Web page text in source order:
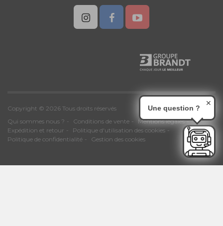
Copyright © 2026 Tous droits réservés
Qui sommes nous ?
Conditions de vente
Mentions légales
Expédition et retour
Politique d'utilisation des cookies
Politique de confidentialité
Gestion des cookies
Une question ?
✕